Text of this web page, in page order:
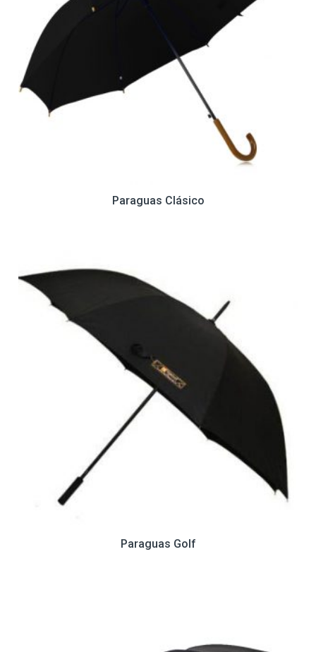
Paraguas Clásico
Paraguas Golf